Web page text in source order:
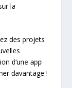
la
des projets
d’une app
davantage !